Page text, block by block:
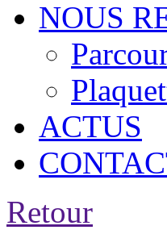
NOUS
ACTUS
Retour